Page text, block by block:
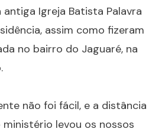
Igreja Batista Palavra
assim como fizeram
no bairro do Jaguaré, na
não foi fácil, e a distância
levou os nossos